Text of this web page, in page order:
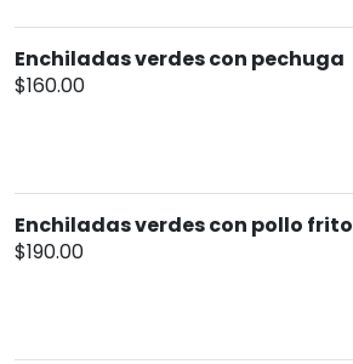
Enchiladas verdes con pechuga
$160.00
Enchiladas verdes con pollo frito
$190.00